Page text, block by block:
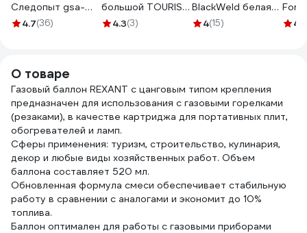
Следопыт gsa-
05",
05
4.7(36)
большой TOURIST
«Дружба» в чехле
4.3(3)
BlackWeld белая
112822
4(15)
8.54.4
О товаре
Газовый баллон REXANT с цанговым типом крепления
предназначен для использования с газовыми горелками
(резаками), в качестве картриджа для портативных плит,
обогревателей и ламп.
Сферы применения: туризм, строительство, кулинария,
декор и любые виды хозяйственных работ. Объем
баллона составляет 520 мл.
Обновленная формула смеси обеспечивает стабильную
работу в сравнении с аналогами и экономит до 10%
топлива.
Баллон оптимален для работы с газовыми приборами